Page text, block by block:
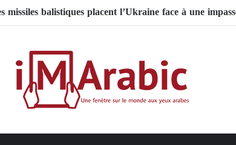
balistiques placent l’Ukraine face à une